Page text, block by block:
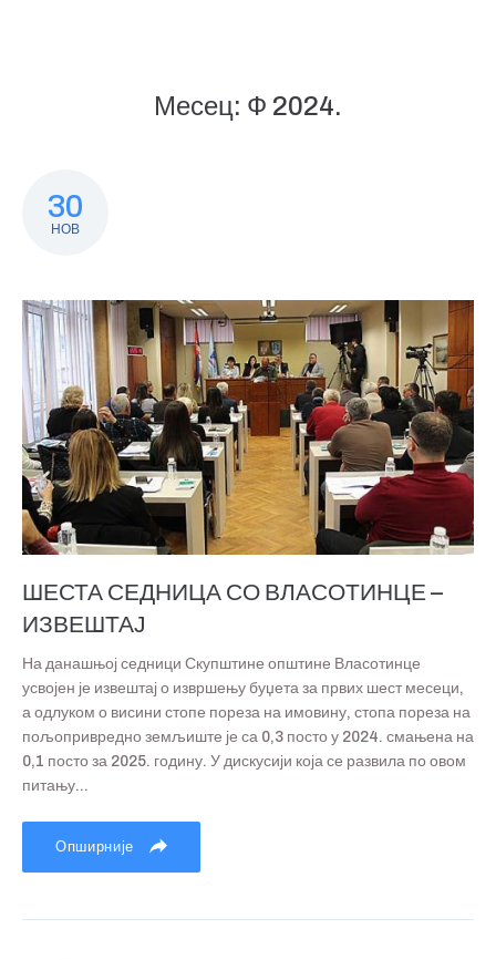
Месец: Ф 2024.
30
НОВ
ШЕСТА СЕДНИЦА СО ВЛАСОТИНЦЕ –
ИЗВЕШТАЈ
На данашњој седници Скупштине општине Власотинце
усвојен је извештај о извршењу буџета за првих шест месеци,
а одлуком о висини стопе пореза на имовину, стопа пореза на
пољопривредно земљиште је са 0,3 посто у 2024. смањена на
0,1 посто за 2025. годину. У дискусији која се развила по овом
питању...
Опширније